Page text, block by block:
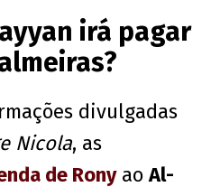
irá pagar
divulgadas
Nicola, as
de RonyaoAl-